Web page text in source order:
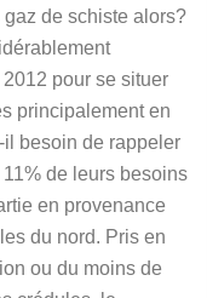
gaz de schiste alors?
pour se situer
principalement en
il besoin de rappeler
de leurs besoins
en provenance
du nord. Pris en
ou du moins de